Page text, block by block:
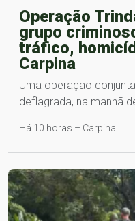
Operação
grupo
tráfico,
Carpina
Uma operação
deflagrada, na manhã
Há 10 horas – Carpina